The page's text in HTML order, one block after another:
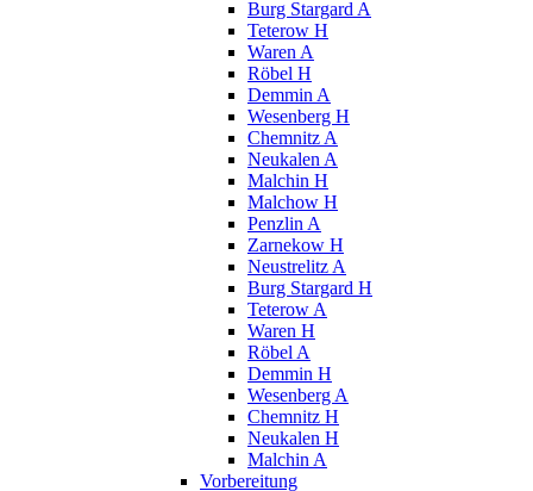
Burg Stargard A
Teterow H
Waren A
Röbel H
Demmin A
Wesenberg H
Chemnitz A
Neukalen A
Malchin H
Malchow H
Penzlin A
Zarnekow H
Neustrelitz A
Burg Stargard H
Teterow A
Waren H
Röbel A
Demmin H
Wesenberg A
Chemnitz H
Neukalen H
Malchin A
Vorbereitung